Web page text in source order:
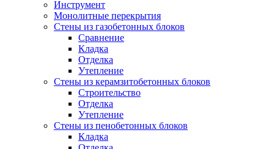
Инструмент
Монолитные перекрытия
Стены из газобетонных блоков
Сравнение
Кладка
Отделка
Утепление
Стены из керамзитобетонных блоков
Строительство
Отделка
Утепление
Стены из пенобетонных блоков
Кладка